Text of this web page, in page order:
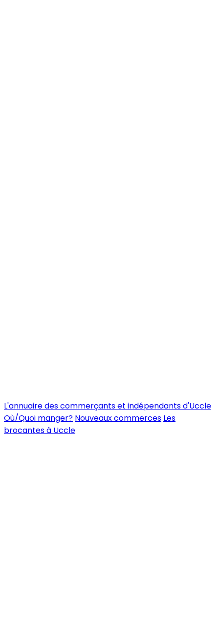
L'annuaire des commerçants et indépendants d'Uccle
Où/Quoi manger? Nouveaux commerces Les
brocantes à Uccle